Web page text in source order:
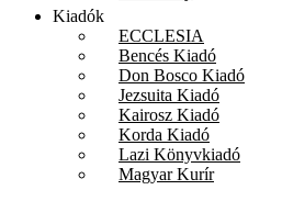
Kiadók
ECCLESIA
Bencés Kiadó
Don Bosco Kiadó
Jezsuita Kiadó
Kairosz Kiadó
Korda Kiadó
Lazi Könyvkiadó
Magyar Kurír